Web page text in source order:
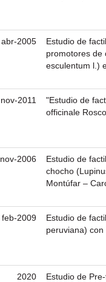
abr-2005
Estudio de
promotores de
esculentum l.)
nov-2011
"Estudio de
officinale
nov-2006
Estudio de
chocho
Montúfar –
feb-2009
Estudio de
peruviana)
2020
Estudio de